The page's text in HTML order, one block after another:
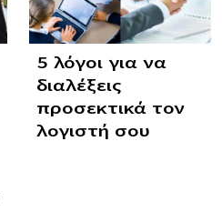
5 λόγοι για να
διαλέξεις
προσεκτικά τον
λογιστή σου